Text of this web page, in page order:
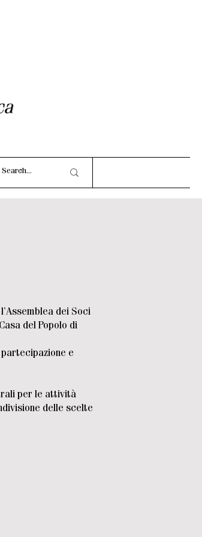
dei Soci
del Popolo di
e
per le attività
delle scelte